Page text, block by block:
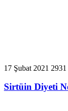
17 Şubat 2021 2931
Sirtüin Diyeti